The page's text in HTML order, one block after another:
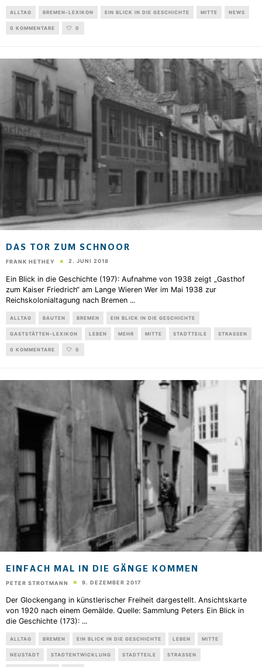
ALLTAG BREMEN-LEXIKON EIN BLICK IN DIE GESCHICHTE MITTE NEWS
0 KOMMENTARE 0
DAS TOR ZUM SCHNOOR
FRANK HETHEY 2. JUNI 2018
Ein Blick in die Geschichte (197): Aufnahme von 1938 zeigt „Gasthof
zum Kaiser Friedrich“ am Lange Wieren Wer im Mai 1938 zur
Reichskolonialtagung nach Bremen ...
ALLTAG BAUTEN BREMEN EIN BLICK IN DIE GESCHICHTE
GASTSTÄTTEN-LEXIKON LEBEN MEHR MITTE STADTTEILE STRASSEN
0 KOMMENTARE 0
EINFACH MAL IN DIE GÄNGE KOMMEN
PETER STROTMANN 9. DEZEMBER 2017
Der Glockengang in künstlerischer Freiheit dargestellt. Ansichtskarte
von 1920 nach einem Gemälde. Quelle: Sammlung Peters Ein Blick in
die Geschichte (173): ...
ALLTAG BREMEN EIN BLICK IN DIE GESCHICHTE LEBEN MITTE
NEUSTADT STADTENTWICKLUNG STADTTEILE STRASSEN